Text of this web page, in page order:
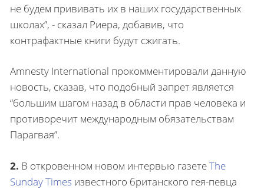
не будем прививать их в наших государственных
школах”, - сказал Риера, добавив, что
контрафактные книги будут сжигать.
Amnesty International прокомментировали данную
новость, сказав, что подобный запрет является
“большим шагом назад в области прав человека и
противоречит международным обязательствам
Парагвая”.
2. В откровенном новом интервью газетеThe
Sunday Times известного британского гея-певца